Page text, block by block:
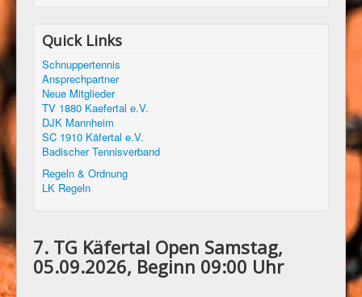
Quick Links
Schnuppertennis
Ansprechpartner
Neue Mitglieder
TV 1880 Kaefertal e.V.
DJK Mannheim
SC 1910 Käfertal e.V.
Badischer Tennisverband
Regeln & Ordnung
LK Regeln
7. TG Käfertal Open Samstag,
05.09.2026, Beginn 09:00 Uhr